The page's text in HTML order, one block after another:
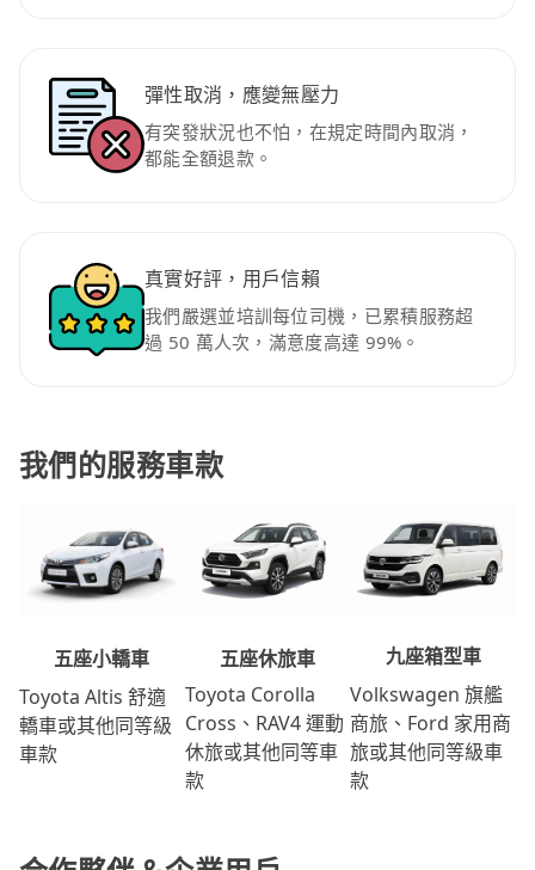
彈性取消，應變無壓力
有突發狀況也不怕，在規定時間內取消，
都能全額退款。
真實好評，用戶信賴
我們嚴選並培訓每位司機，已累積服務超
過 50 萬人次，滿意度高達 99%。
我們的服務車款
五座小轎車
Toyota Altis 舒適
轎車或其他同等級
車款
五座休旅車
Toyota Corolla
Cross、RAV4 運動
休旅或其他同等車
款
九座箱型車
Volkswagen 旗艦
商旅、Ford 家用商
旅或其他同等級車
款